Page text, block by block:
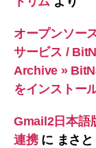
オープンソー
サービス /
Archive »
をインストー
Gmail2日本語
連携に まさと